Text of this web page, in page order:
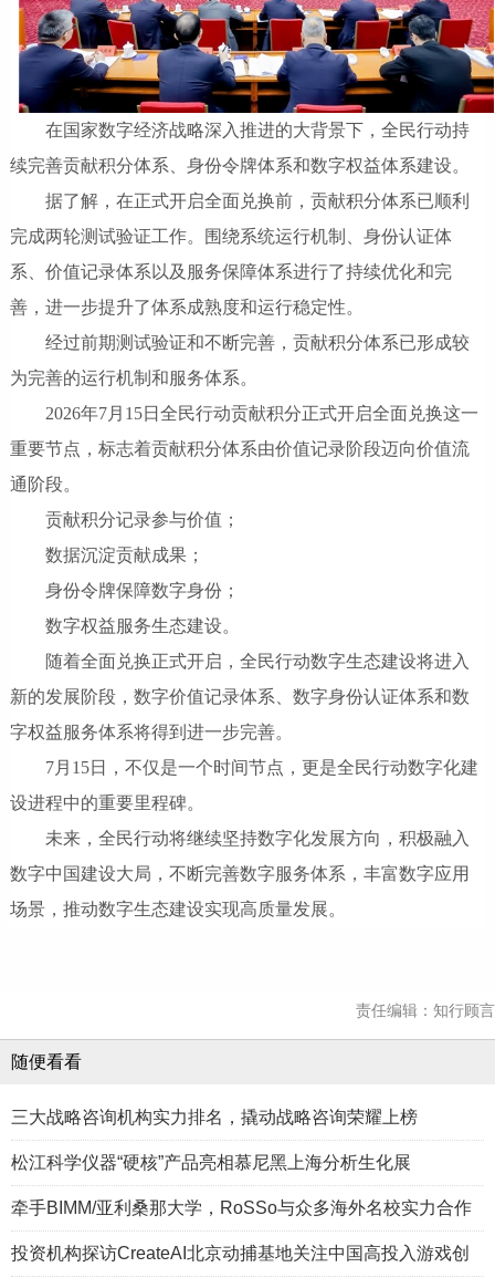
在国家数字经济战略深入推进的大背景下，全民行动持
续完善贡献积分体系、身份令牌体系和数字权益体系建设。
据了解，在正式开启全面兑换前，贡献积分体系已顺利
完成两轮测试验证工作。围绕系统运行机制、身份认证体
系、价值记录体系以及服务保障体系进行了持续优化和完
善，进一步提升了体系成熟度和运行稳定性。
经过前期测试验证和不断完善，贡献积分体系已形成较
为完善的运行机制和服务体系。
2026年7月15日全民行动贡献积分正式开启全面兑换这一
重要节点，标志着贡献积分体系由价值记录阶段迈向价值流
通阶段。
贡献积分记录参与价值；
数据沉淀贡献成果；
身份令牌保障数字身份；
数字权益服务生态建设。
随着全面兑换正式开启，全民行动数字生态建设将进入
新的发展阶段，数字价值记录体系、数字身份认证体系和数
字权益服务体系将得到进一步完善。
7月15日，不仅是一个时间节点，更是全民行动数字化建
设进程中的重要里程碑。
未来，全民行动将继续坚持数字化发展方向，积极融入
数字中国建设大局，不断完善数字服务体系，丰富数字应用
场景，推动数字生态建设实现高质量发展。
责任编辑：知行顾言
随便看看
三大战略咨询机构实力排名，撬动战略咨询荣耀上榜
松江科学仪器“硬核”产品亮相慕尼黑上海分析生化展
牵手BIMM/亚利桑那大学，RoSSo与众多海外名校实力合作
投资机构探访CreateAI北京动捕基地关注中国高投入游戏创